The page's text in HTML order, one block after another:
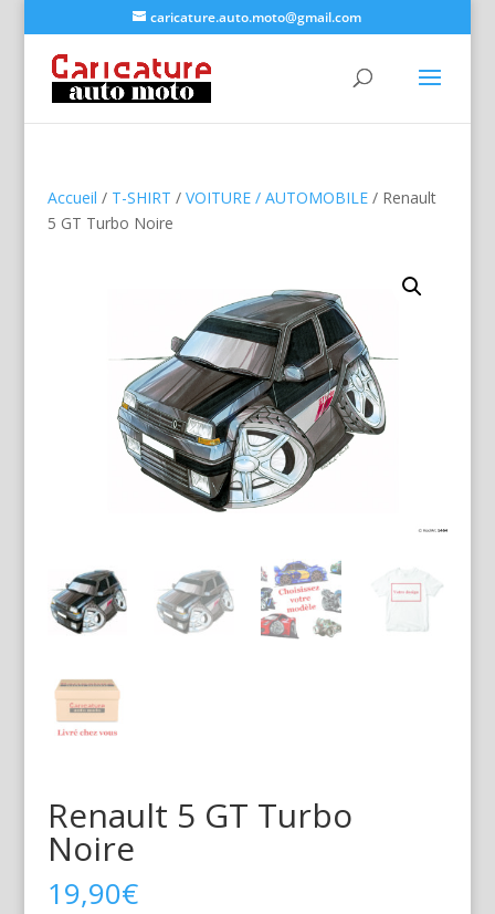
caricature.auto.moto@gmail.com
Accueil / T-SHIRT / VOITURE / AUTOMOBILE/ Renault
5 GT Turbo Noire
Renault 5 GT Turbo
Noire
19,90€